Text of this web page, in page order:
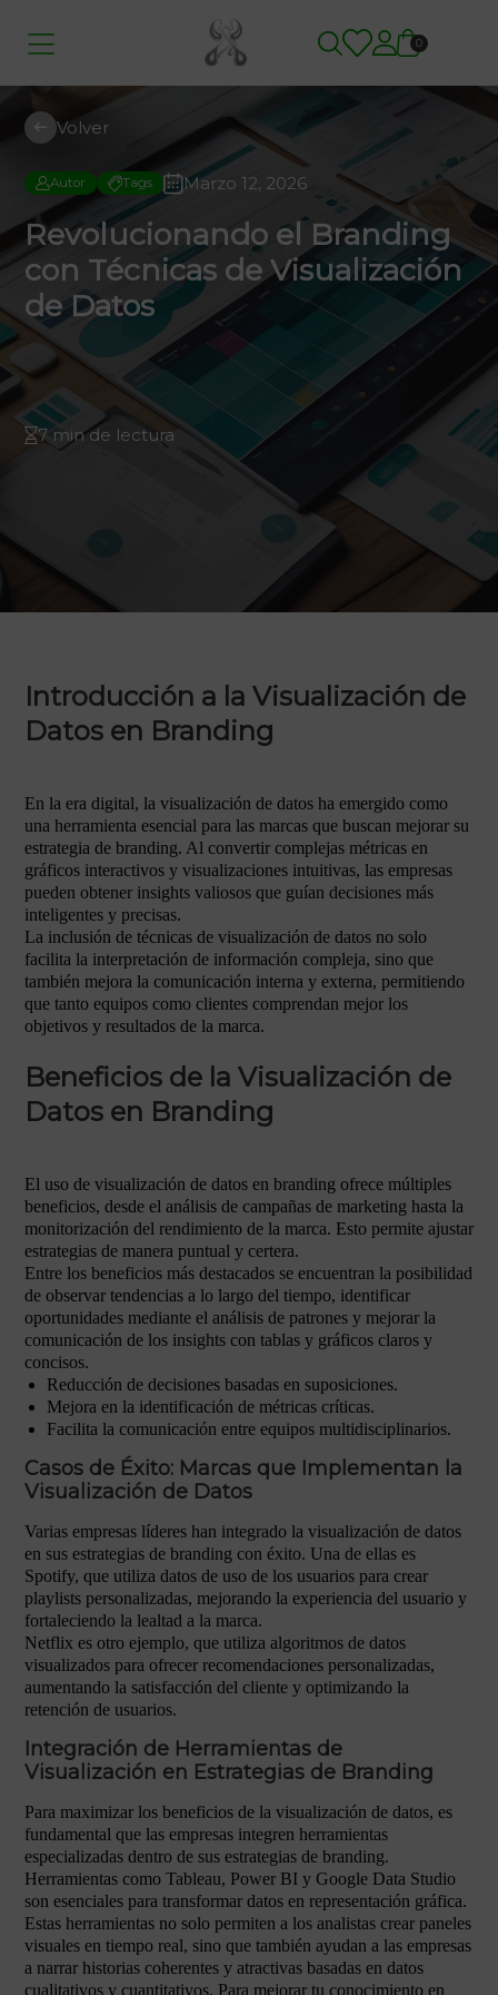
0
Volver
Autor Tags Marzo 12, 2026
Revolucionando el Branding
con Técnicas de Visualización
de Datos
7 min de lectura
Introducción a la Visualización de
Datos en Branding
En la era digital, la visualización de datos ha emergido como
una herramienta esencial para las marcas que buscan mejorar su
estrategia de branding. Al convertir complejas métricas en
gráficos interactivos y visualizaciones intuitivas, las empresas
pueden obtener insights valiosos que guían decisiones más
inteligentes y precisas.
La inclusión de técnicas de visualización de datos no solo
facilita la interpretación de información compleja, sino que
también mejora la comunicación interna y externa, permitiendo
que tanto equipos como clientes comprendan mejor los
objetivos y resultados de la marca.
Beneficios de la Visualización de
Datos en Branding
El uso de visualización de datos en branding ofrece múltiples
beneficios, desde el análisis de campañas de marketing hasta la
monitorización del rendimiento de la marca. Esto permite ajustar
estrategias de manera puntual y certera.
Entre los beneficios más destacados se encuentran la posibilidad
de observar tendencias a lo largo del tiempo, identificar
oportunidades mediante el análisis de patrones y mejorar la
comunicación de los insights con tablas y gráficos claros y
concisos.
Reducción de decisiones basadas en suposiciones.
Mejora en la identificación de métricas críticas.
Facilita la comunicación entre equipos multidisciplinarios.
Casos de Éxito: Marcas que Implementan la
Visualización de Datos
Varias empresas líderes han integrado la visualización de datos
en sus estrategias de branding con éxito. Una de ellas es
Spotify, que utiliza datos de uso de los usuarios para crear
playlists personalizadas, mejorando la experiencia del usuario y
fortaleciendo la lealtad a la marca.
Netflix es otro ejemplo, que utiliza algoritmos de datos
visualizados para ofrecer recomendaciones personalizadas,
aumentando la satisfacción del cliente y optimizando la
retención de usuarios.
Integración de Herramientas de
Visualización en Estrategias de Branding
Para maximizar los beneficios de la visualización de datos, es
fundamental que las empresas integren herramientas
especializadas dentro de sus estrategias de branding.
Herramientas como Tableau, Power BI y Google Data Studio
son esenciales para transformar datos en representación gráfica.
Estas herramientas no solo permiten a los analistas crear paneles
visuales en tiempo real, sino que también ayudan a las empresas
a narrar historias coherentes y atractivas basadas en datos
cualitativos y cuantitativos. Para mejorar tu conocimiento en